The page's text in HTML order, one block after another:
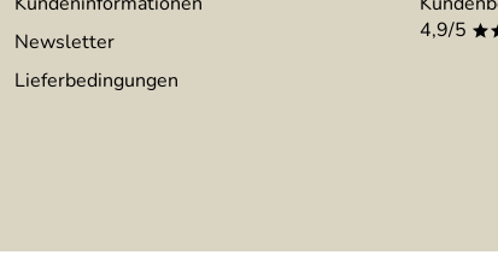
Newsletter
Lieferbedingungen
4,9/5